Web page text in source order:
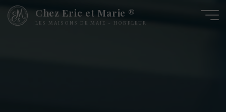
Chez Eric et Marie ®
LES MAISONS DE MAJE - HONFLEUR